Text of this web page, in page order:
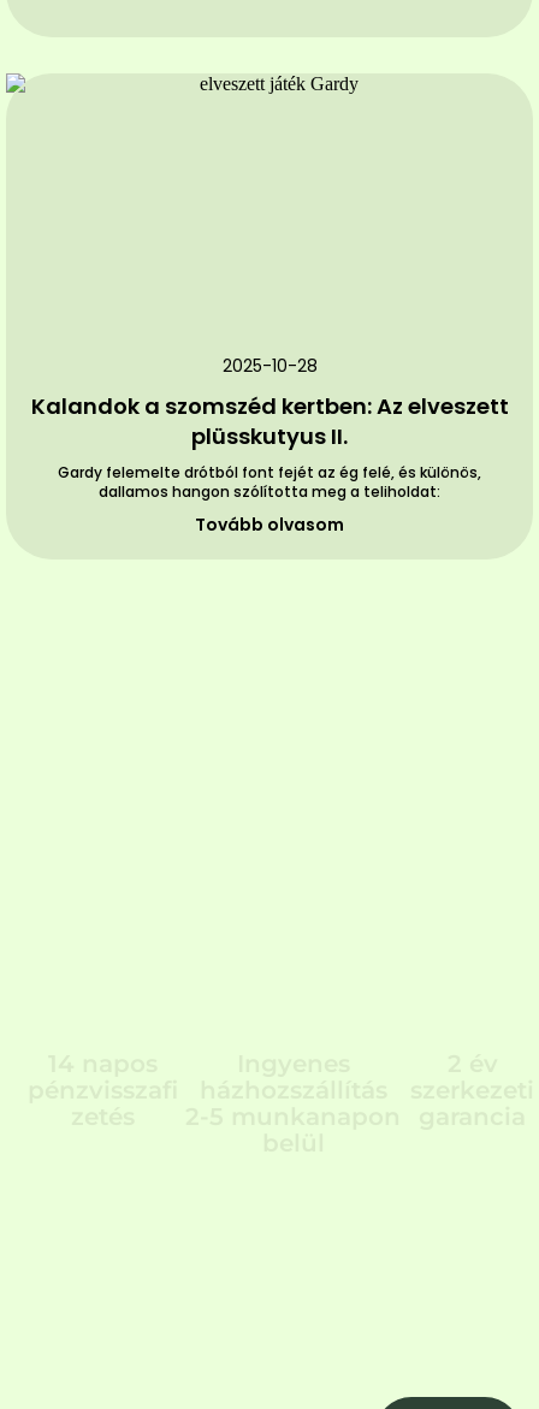
2025-10-28
Kalandok a szomszéd kertben: Az elveszett
plüsskutyus II.
Gardy felemelte drótból font fejét az ég felé, és különös,
dallamos hangon szólította meg a teliholdat:
Tovább olvasom